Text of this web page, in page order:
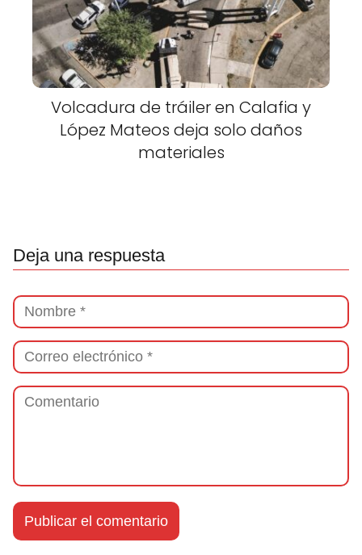
Volcadura de tráiler en Calafia y
López Mateos deja solo daños
materiales
Deja una respuesta